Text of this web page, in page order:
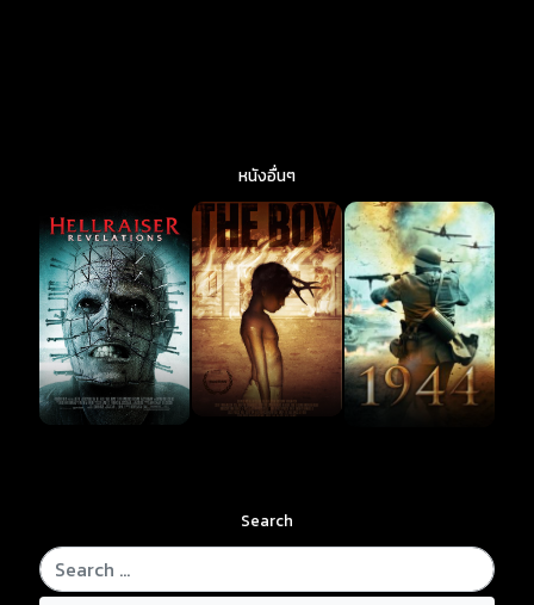
หนังอื่นๆ
Search